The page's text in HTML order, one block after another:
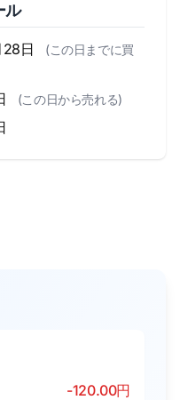
ル
日
(この日までに買
(この日から売れる)
-120.00円